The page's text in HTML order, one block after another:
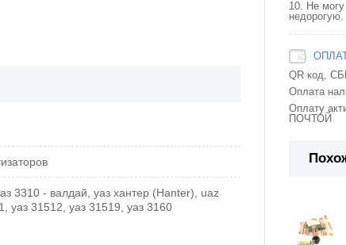
3310 - валдай, уаз хантер (Hanter), uaz
уаз 31512, уаз 31519, уаз 3160
10. Не
недорогую.
QR код,
Оплата
Оплату
ПОЧТОЙ